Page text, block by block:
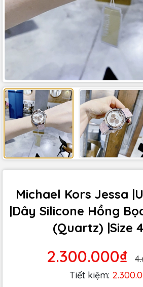
Michael Kors Jessa
|Dây Silicone Hồng
(Quartz) |Size
2.300.000₫
Tiết kiệm: